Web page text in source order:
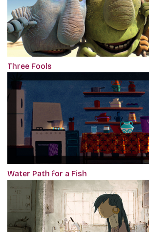
Three Fools
Water Path for a Fish